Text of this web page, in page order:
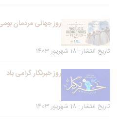
روز جهانی مردمان
تاریخ انتشار : 18 شهریور 1403
روز خبرنگار گرامی باد
تاریخ انتشار : 18 شهریور 1403